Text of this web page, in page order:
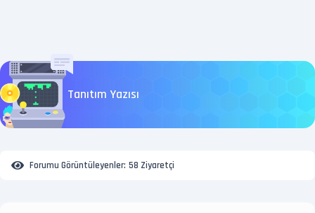
Tanıtım Yazısı
Forumu Görüntüleyenler: 58 Ziyaretçi